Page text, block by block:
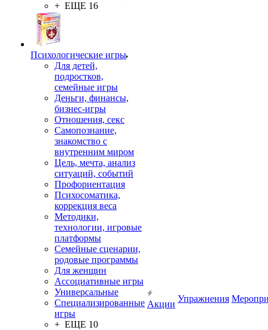
+ ЕЩЕ 16
Психологические игры
Для детей,
подростков,
семейные игры
Деньги, финансы,
бизнес-игры
Отношения, секс
Самопознание,
знакомство с
внутренним миром
Цель, мечта, анализ
ситуаций, событий
Профориентация
Психосоматика,
коррекция веса
Методики,
технологии, игровые
платформы
Семейные сценарии,
родовые программы
Для женщин
Ассоциативные игры
Универсальные
Специализированные
игры
+ ЕЩЕ 10
Акции
Упражнения